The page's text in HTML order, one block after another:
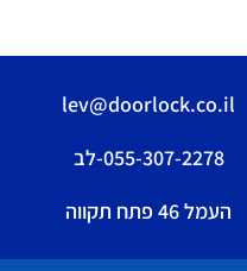
lev@doorlock.co.il
055-307-2278-לב
העמל 46 פתח תקווה